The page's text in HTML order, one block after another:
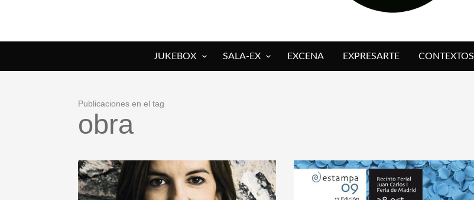
JOFRE BARDAGÍ EN EXVITA INTERPRETANDO A SERRAT
JUKEBOX SALA-EX EXCENA EXPRESARTE CONTEXTOS
Publicaciones en el tag
obra